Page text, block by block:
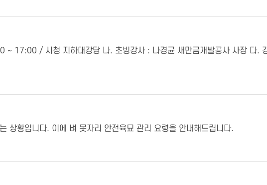
/ 시청 지하대강당 나. 초빙강사 : 나경균 새만금개발공사 사장 다.
상황입니다. 이에 벼 못자리 안전육묘 관리 요령을 안내해드립니다.